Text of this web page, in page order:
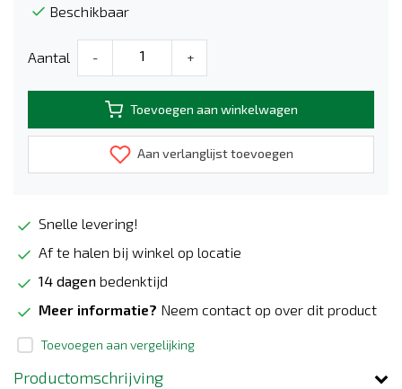
Beschikbaar
Aantal - +
Toevoegen aan winkelwagen
Aan verlanglijst toevoegen
Snelle levering!
Af te halen bij winkel op locatie
14 dagen bedenktijd
Meer informatie? Neem contact op over dit product
Toevoegen aan vergelijking
Productomschrijving